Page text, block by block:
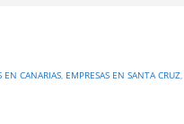
EN CANARIAS, EMPRESAS EN SANTA CRUZ,